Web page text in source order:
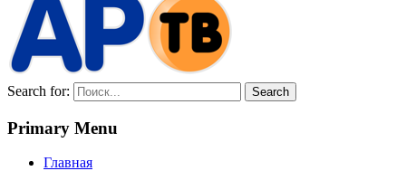
Search for:
Primary Menu
Главная